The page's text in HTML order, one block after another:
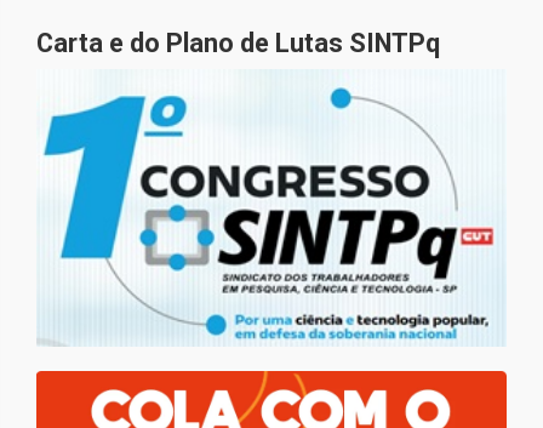
Carta e do Plano de Lutas SINTPq